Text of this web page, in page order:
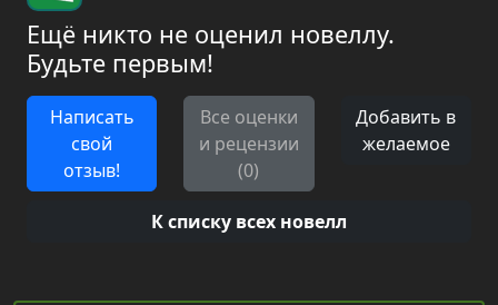
Ещё никто не оценил новеллу.
Будьте первым!
Написать
свой
отзыв!
Все оценки
и рецензии
(0)
Добавить в
желаемое
К списку всех новелл